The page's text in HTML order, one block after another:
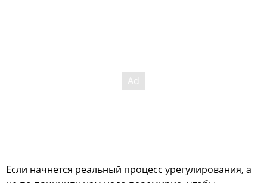
Если начнется реальный процесс урегулирования, а